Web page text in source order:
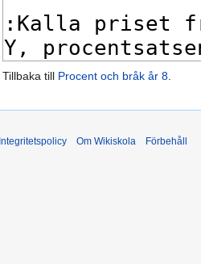
Tillbaka till Procent och bråk år 8
Integritetspolicy Om Wikiskola Förbehåll